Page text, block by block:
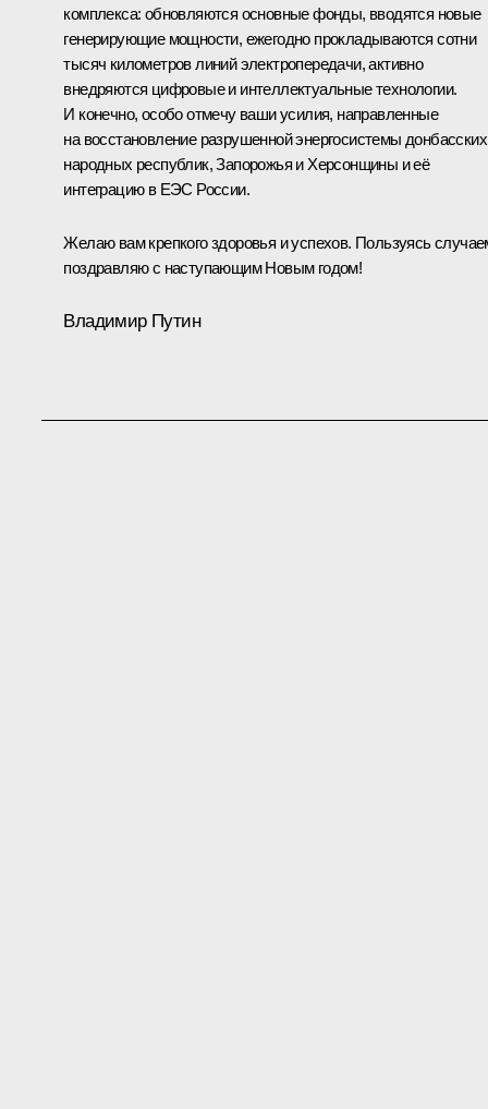
комплекса: обновляются основные фонды, вводятся новые
генерирующие мощности, ежегодно прокладываются сотни
тысяч километров линий электропередачи, активно
внедряются цифровые и интеллектуальные технологии.
И конечно, особо отмечу ваши усилия, направленные
на восстановление разрушенной энергосистемы донбасских
народных республик, Запорожья и Херсонщины и её
интеграцию в ЕЭС России.
Желаю вам крепкого здоровья и успехов. Пользуясь
поздравляю с наступающим Новым годом!
Владимир Путин